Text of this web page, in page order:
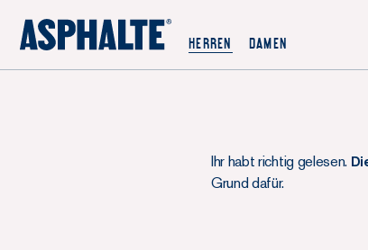
HERREN DAMEN
UNSERE MISSION
Ihr habt richtig gelesen.
Grund dafür.